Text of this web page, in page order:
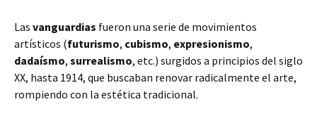
Las vanguardias fueron una serie de movimientos
artísticos (futurismo, cubismo, expresionismo,
dadaísmo, surrealismo, etc.) surgidos a principios del siglo
XX, hasta 1914, que buscaban renovar radicalmente el arte,
rompiendo con la estética tradicional.